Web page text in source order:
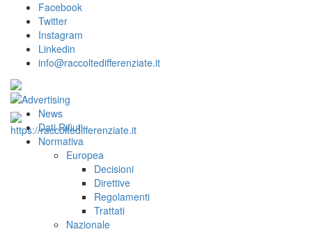
Facebook
Twitter
Instagram
Linkedin
info@raccoltedifferenziate.it
News
Dati Rifiuti
Normativa
Europea
Decisioni
Direttive
Regolamenti
Trattati
Nazionale